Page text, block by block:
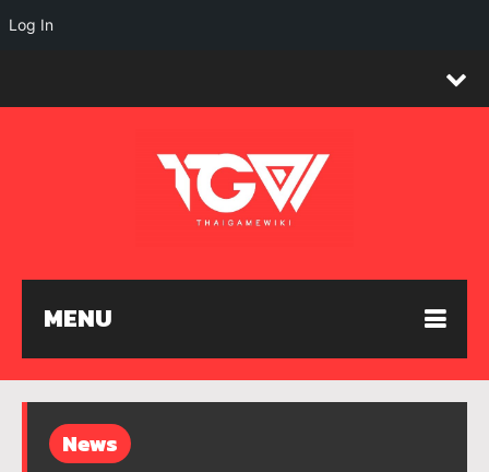
MENU
News
Log In